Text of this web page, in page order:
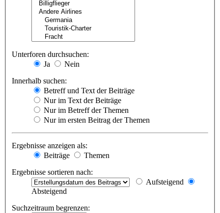
Unterforen durchsuchen:
Ja
Nein
Innerhalb suchen:
Betreff und Text der Beiträge
Nur im Text der Beiträge
Nur im Betreff der Themen
Nur im ersten Beitrag der Themen
Ergebnisse anzeigen als:
Beiträge
Themen
Ergebnisse sortieren nach:
Aufsteigend
Absteigend
Suchzeitraum begrenzen: